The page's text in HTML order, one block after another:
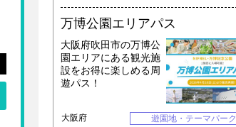
万博公園エリアパス
大阪府吹田市の万博公
園エリアにある観光施
設をお得に楽しめる周
遊パス！
大阪府 遊園地・テーマパーク